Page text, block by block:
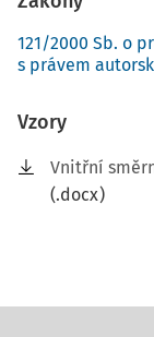
121/2000 Sb. o
s právem
Vzory
Vnitřní
(.docx)